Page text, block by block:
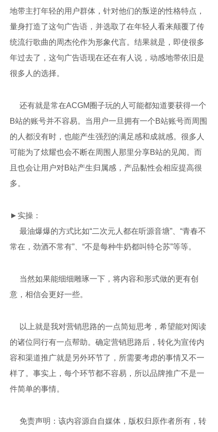
地带主打年轻的用户群体，针对他们的叛逆的性格特点，
量身打造了这句广告语，并选取了在年轻人看来颠覆了传
统流行歌曲的周杰伦作为形象代言。结果就是，即使很多
年过去了，这句广告语现在还在有人说，动感地带依旧是
很多人的选择。
还有就是常在ACGM圈子玩的人可能都知道要获得一个
B站的账号并不容易。当用户一旦拥有一个B站账号而周围
的人都没有时，也能产生强烈的满足感和成就感。很多人
可能为了炫耀也会不断在周围人那里分享B站的见闻。而
且也会让用户对B站产生归属感，产品黏性会相应提高很
多。
►实操：
最油爆爆的方式比如“二次元人都在听源音塘”、“青春不
常在，劲酒不常有”、“不是每种牛奶都叫特仑苏”等等。
当然如果能细细雕琢一下，将内容和形式做的更有创
意，相信会更好一些。
以上就是我对营销思路的一点简短思考，希望能对阅读
的诸位同行有一点帮助。确定营销思路后，转化为宣传内
容和渠道推广就是另外环节了，所需要考虑的事情又不一
样了。事实上，每个环节都不容易，所以品牌推广不是一
件简单的事情。
免责声明：该内容源自自媒体，版权归原作者所有，转